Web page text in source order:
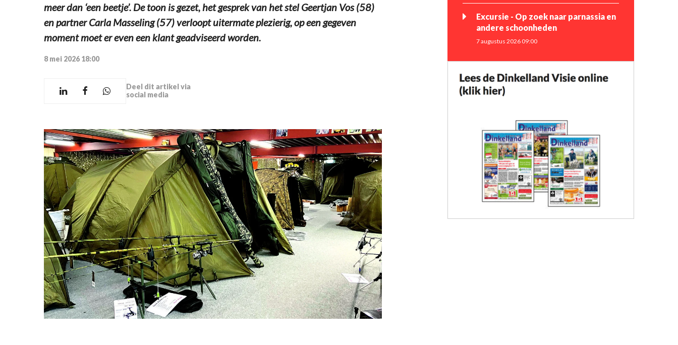
meer dan ‘een beetje’. De toon is gezet, het gesprek van het stel Geertjan Vos (58)
en partner Carla Masseling (57) verloopt uitermate plezierig, op een gegeven
moment moet er even een klant geadviseerd worden.
8 mei 2026 18:00
Deel dit artikel via
social media
Excursie - Op zoek naar parnassia en
andere schoonheden
7 augustus 2026 09:00